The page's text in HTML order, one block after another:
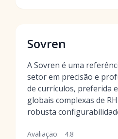
Sovren
A Sovren é uma
setor em precisão e
de currículos, preferida
globais complexas de
robusta
Avaliação: 4.8